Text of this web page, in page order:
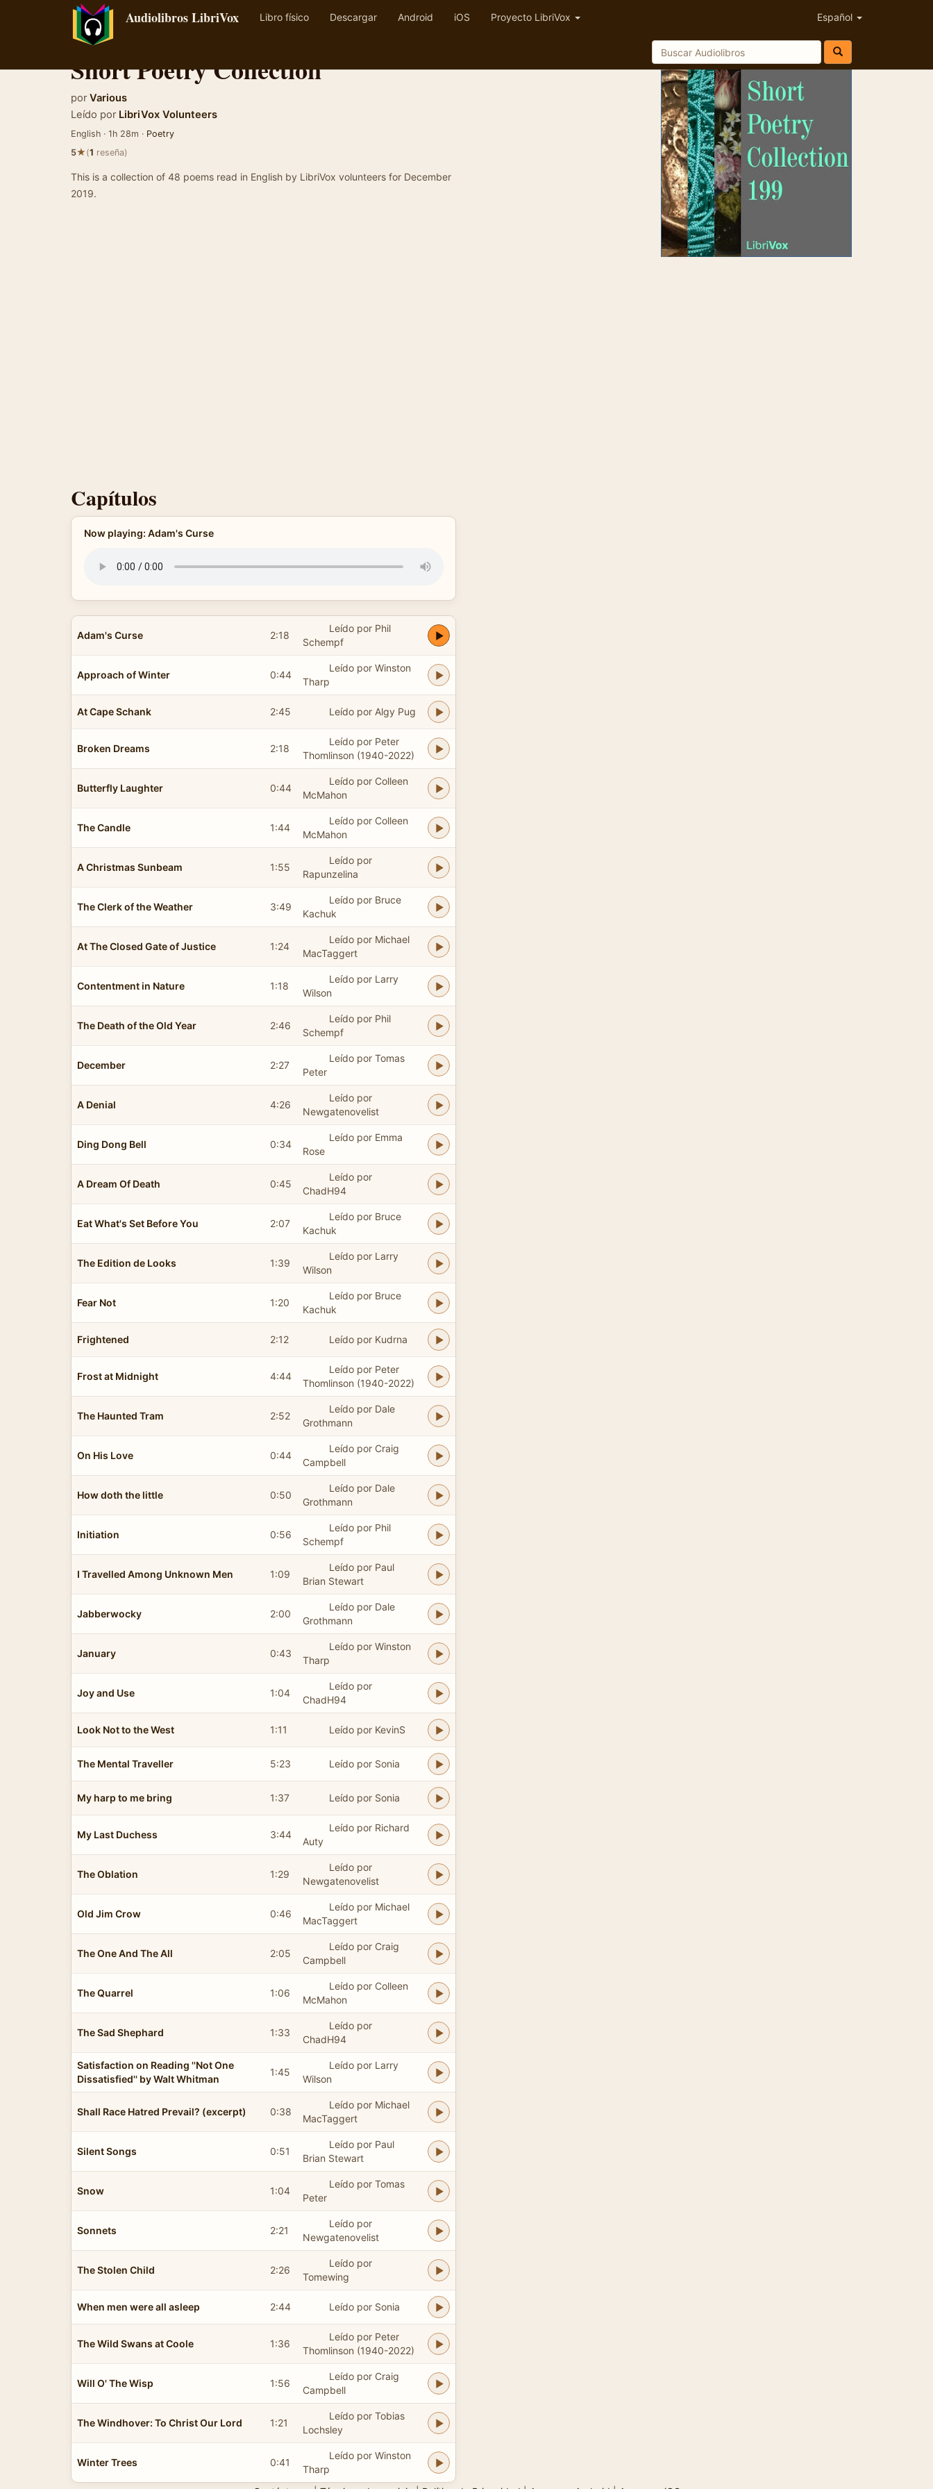
Audiolibros LibriVox Libro físico Descargar Android iOS Proyecto LibriVox Español
Short Poetry Collection
por Various
Leído por LibriVox Volunteers
English · 1h 28m · Poetry
5★(1 reseña)
This is a collection of 48 poems read in English by LibriVox volunteers for December
2019.
Capítulos
Now playing: Adam's Curse
Adam's Curse 2:18
Leído por Phil
Schempf
Approach of Winter 0:44
Leído por Winston
Tharp
At Cape Schank 2:45 Leído por Algy Pug
Broken Dreams 2:18
Leído por Peter
Thomlinson (1940-2022)
Butterfly Laughter 0:44
Leído por Colleen
McMahon
The Candle 1:44
Leído por Colleen
McMahon
A Christmas Sunbeam 1:55
Leído por
Rapunzelina
The Clerk of the Weather 3:49
Leído por Bruce
Kachuk
At The Closed Gate of Justice 1:24
Leído por Michael
MacTaggert
Contentment in Nature 1:18
Leído por Larry
Wilson
The Death of the Old Year 2:46
Leído por Phil
Schempf
December 2:27
Leído por Tomas
Peter
A Denial 4:26
Leído por
Newgatenovelist
Ding Dong Bell 0:34
Leído por Emma
Rose
A Dream Of Death 0:45
Leído por
ChadH94
Eat What's Set Before You 2:07
Leído por Bruce
Kachuk
The Edition de Looks 1:39
Leído por Larry
Wilson
Fear Not 1:20
Leído por Bruce
Kachuk
Frightened 2:12 Leído por Kudrna
Frost at Midnight 4:44
Leído por Peter
Thomlinson (1940-2022)
The Haunted Tram 2:52
Leído por Dale
Grothmann
On His Love 0:44
Leído por Craig
Campbell
How doth the little 0:50
Leído por Dale
Grothmann
Initiation 0:56
Leído por Phil
Schempf
I Travelled Among Unknown Men 1:09
Leído por Paul
Brian Stewart
Jabberwocky 2:00
Leído por Dale
Grothmann
January 0:43
Leído por Winston
Tharp
Joy and Use 1:04
Leído por
ChadH94
Look Not to the West 1:11 Leído por KevinS
The Mental Traveller 5:23 Leído por Sonia
My harp to me bring 1:37 Leído por Sonia
My Last Duchess 3:44
Leído por Richard
Auty
The Oblation 1:29
Leído por
Newgatenovelist
Old Jim Crow 0:46
Leído por Michael
MacTaggert
The One And The All 2:05
Leído por Craig
Campbell
The Quarrel 1:06
Leído por Colleen
McMahon
The Sad Shephard 1:33
Leído por
ChadH94
Satisfaction on Reading ''Not One
Dissatisfied'' by Walt Whitman
1:45
Leído por Larry
Wilson
Shall Race Hatred Prevail? (excerpt) 0:38
Leído por Michael
MacTaggert
Silent Songs 0:51
Leído por Paul
Brian Stewart
Snow 1:04
Leído por Tomas
Peter
Sonnets 2:21
Leído por
Newgatenovelist
The Stolen Child 2:26
Leído por
Tomewing
When men were all asleep 2:44 Leído por Sonia
The Wild Swans at Coole 1:36
Leído por Peter
Thomlinson (1940-2022)
Will O' The Wisp 1:56
Leído por Craig
Campbell
The Windhover: To Christ Our Lord 1:21
Leído por Tobias
Lochsley
Winter Trees 0:41
Leído por Winston
Tharp